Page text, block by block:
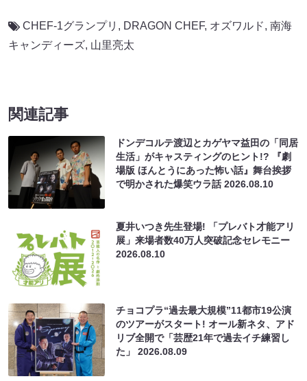
CHEF-1グランプリ , DRAGON CHEF, オズワルド, 南海
キャンディーズ, 山里亮太
関連記事
ドンデコルテ渡辺とカゲヤマ益田の「同居
生活」がキャスティングのヒント!? 『劇
場版 ほんとうにあった怖い話』舞台挨拶
で明かされた爆笑ウラ話2026.08.10
夏井いつき先生登場! 「プレバト才能アリ
展」来場者数40万人突破記念セレモニー
2026.08.10
チョコプラ“過去最大規模”11都市19公演
のツアーがスタート! オール新ネタ、アド
リブ全開で「芸歴21年で過去イチ練習し
た」2026.08.09